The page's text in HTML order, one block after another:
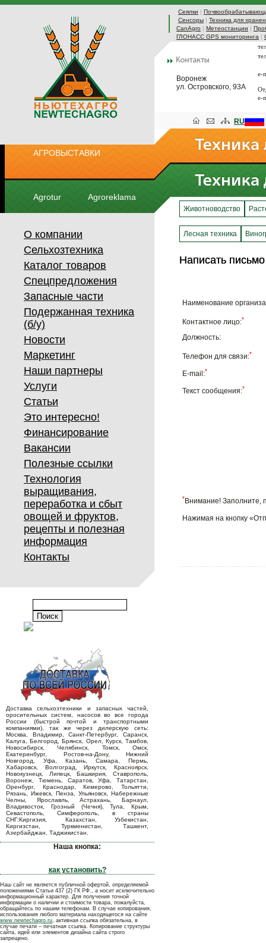
Сеялки |
Сенсоры | Техника для
CanAgro | Метеостанции |
ГЛОНАСС GPS мониторинга |
Воронеж
ул. Островского, 93А
e-
e-
АГРОВЫСТАВКИ
Agrotur Agroreklama
RU
О компании
Сельхозтехника
Каталог товаров
Спецпредложения
Запасные части
Подержанная техника
(б/у)
Новости
Маркетинг
Наши партнеры
Услуги
Статьи
Это интересно!
Финансирование
Вакансии
Полезные ссылки
Технология
выращивания,
переработка и сбыт
овощей и фруктов,
рецепты и полезная
информация
Контакты
Доставка сельхозтехники и запасных частей,
оросительных систем, насосов во все города
России (быстрой почтой и транспортными
компаниями), так же через дилерскую сеть:
Москва, Владимир, Санкт-Петербург, Саранск,
Калуга, Белгород, Брянск, Орел, Курск, Тамбов,
Новосибирск, Челябинск, Томск, Омск,
Екатеринбург, Ростов-на-Дону, Нижний
Новгород, Уфа, Казань, Самара, Пермь,
Хабаровск, Волгоград, Иркутск, Красноярск,
Новокузнецк, Липецк, Башкирия, Ставрополь,
Воронеж, Тюмень, Саратов, Уфа, Татарстан,
Оренбург, Краснодар, Кемерово, Тольятти,
Рязань, Ижевск, Пенза, Ульяновск, Набережные
Челны, Ярославль, Астрахань, Барнаул,
Владивосток, Грозный (Чечня), Тула, Крым,
Севастополь, Симферополь, в страны
СНГ:Киргизия, Казахстан, Узбекистан,
Киргизстан, Туркменистан, Ташкент,
Азербайджан, Таджикистан.
Наша кнопка:
как установить?
Наш сайт не является публичной офертой, определяемой
положениями Статьи 437 (2) ГК РФ., а носит исключительно
информационный характер. Для получения точной
информации о наличии и стоимости товара, пожалуйста,
обращайтесь по нашим телефонам. В случае копирования,
использования любого материала находящегося на сайте
www.newtechagro.ru, активная ссылка обязательна, в
случае печати – печатная ссылка. Копирование структуры
сайта, идей или элементов дизайна сайта строго
запрещено.
Животноводство
Лесная техника
Написать письмо
Написать письмо
Наименование
Контактное лицо:*
Должность:
Телефон для связи:*
E-mail:*
Текст сообщения:*
*Внимание! Заполните,
Нажимая на кнопку